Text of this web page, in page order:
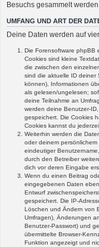
Besuchs gesammelt
UMFANG UND ART DER
Deine Daten werden auf
Die Forensoftware phpBB
Cookies sind kleine
die zwischen den
sind die aktuelle ID deiner
können), Informationen
als gelesen/ungelesen;
deine Teilnahme an
werden deine Benutzer-
gespeichert. Die Cookies
Cookies kannst du
Weiterhin werden die
oder deinem
eindeutiger
durch den Betreiber
dich vor deren Eingabe
Wenn du einen Beitrag
eingegebenen Daten
Entwurf
gespeichert. Die IP-
Löschen und Ändern von
Umfragen), Änderungen
Benutzer-Passwort) und
übermittelte Browser-
Funktion angezeigt und